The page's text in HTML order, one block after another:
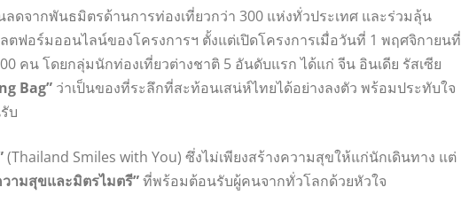
ดจากพันธมิตรด้านการท่องเที่ยวกว่า 300 แห่งทั่วประเทศ และร่วมลุ้น
ตฟอร์มออนไลน์ของโครงการฯ ตั้งแต่เปิดโครงการเมื่อวันที่ 1 พฤศจิกายนที่
คน โดยกลุ่มนักท่องเที่ยวต่างชาติ 5 อันดับแรก ได้แก่ จีน อินเดีย รัสเซีย
Bag” ว่าเป็นของที่ระลึกที่สะท้อนเสน่ห์ไทยได้อย่างลงตัว พร้อมประทับใจ
บ
(Thailand Smiles with You) ซึ่งไม่เพียงสร้างความสุขให้แก่นักเดินทาง แต่
ามสุขและมิตรไมตรี”ที่พร้อมต้อนรับผู้คนจากทั่วโลกด้วยหัวใจ